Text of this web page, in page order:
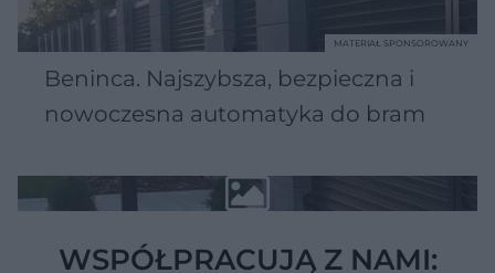
Beninca. Najszybsza, bezpieczna i
nowoczesna automatyka do bram
MATERIAŁ SPONSOROWANY
WSPÓŁPRACUJĄ Z NAMI: